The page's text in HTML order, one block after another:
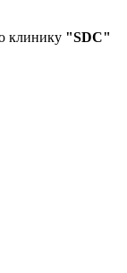
клинику "SDC"